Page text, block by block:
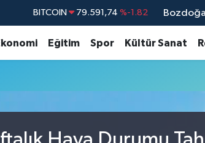
BITCOIN 79.591,74 %-1.82
Eğitim Spor Kültür Sanat